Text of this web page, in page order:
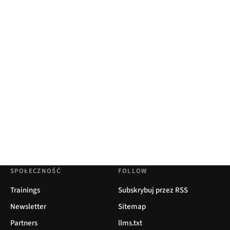
SPOŁECZNOŚĆ
Trainings
Newsletter
Partners
FOLLOW
Subskrybuj przez RSS
Sitemap
llms.txt